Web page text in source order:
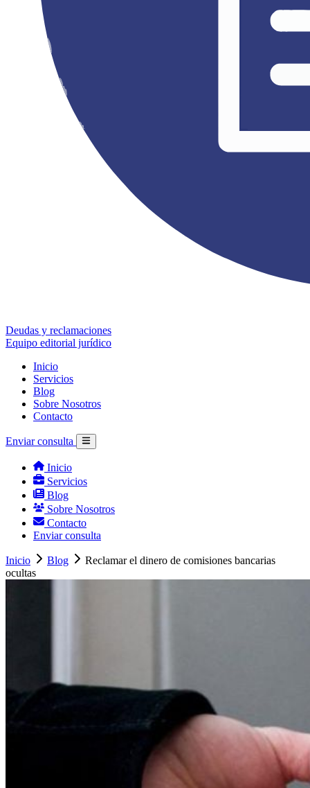
Deudas y reclamaciones
Equipo editorial jurídico
Inicio
Servicios
Blog
Sobre Nosotros
Contacto
Enviar consulta
Inicio
Servicios
Blog
Sobre Nosotros
Contacto
Enviar consulta
Inicio Blog
Reclamar el dinero de comisiones bancarias
ocultas